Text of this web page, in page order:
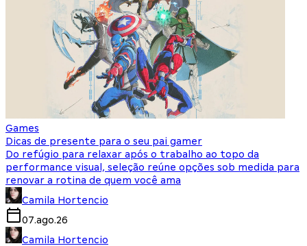
Games
Dicas de presente para o seu pai gamer
Do refúgio para relaxar após o trabalho ao topo da
performance visual, seleção reúne opções sob medida para
renovar a rotina de quem você ama
Camila Hortencio
07.ago.26
Camila Hortencio